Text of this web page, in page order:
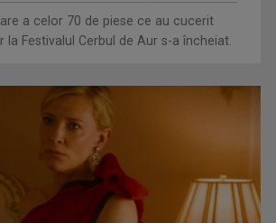
plan cea mai fierbinte campanie
a celor 70 de piese ce au cucerit
la Festivalul Cerbul de Aur s-a încheiat.